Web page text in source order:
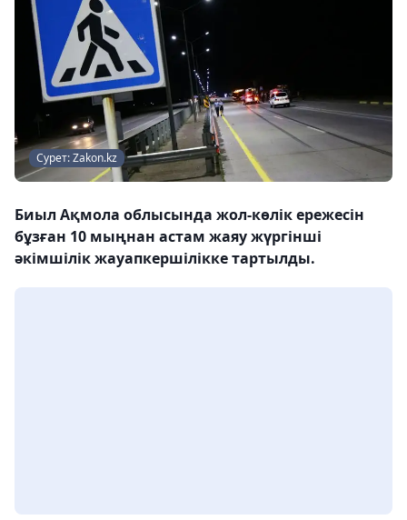
Сурет: Zakon.kz
Биыл Ақмола облысында жол-көлік ережесін
бұзған 10 мыңнан астам жаяу жүргінші
әкімшілік жауапкершілікке тартылды.